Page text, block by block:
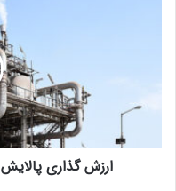
ارزش گذاری